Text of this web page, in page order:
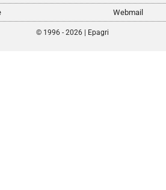
Webmail
© 1996 - 2026 | Epagri